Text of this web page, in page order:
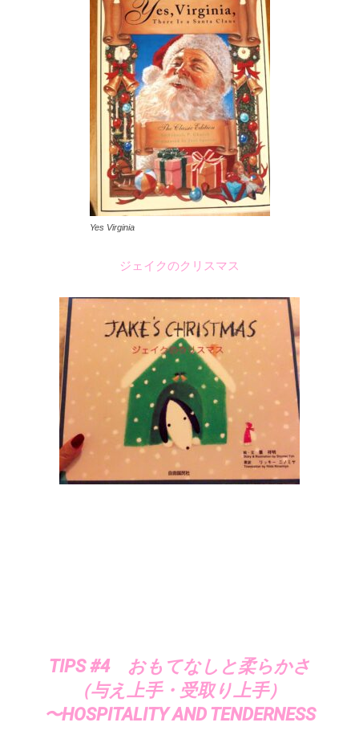
Yes Virginia
ジェイクのクリスマス
TIPS #4 おもてなしと柔らかさ
（与え上手・受取り上手）
〜HOSPITALITY AND TENDERNESS